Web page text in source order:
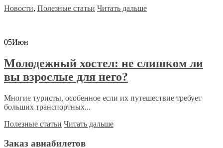
Новости, Полезные статьи Читать дальше
05Июн
Молодежный хостел: не слишком ли
вы взрослые для него?
Многие туристы, особенное если их путешествие требует
больших транспортных...
Полезные статьи Читать дальше
Заказ авиабилетов